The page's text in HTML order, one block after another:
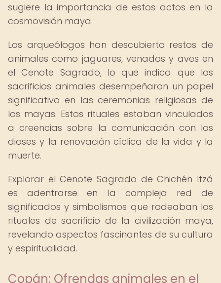
sugiere la importancia de estos actos en la
cosmovisión maya.
Los arqueólogos han descubierto restos de
animales como jaguares, venados y aves en
el Cenote Sagrado, lo que indica que los
sacrificios animales desempeñaron un papel
significativo en las ceremonias religiosas de
los mayas. Estos rituales estaban vinculados
a creencias sobre la comunicación con los
dioses y la renovación cíclica de la vida y la
muerte.
Explorar el Cenote Sagrado de Chichén Itzá
es adentrarse en la compleja red de
significados y simbolismos que rodeaban los
rituales de sacrificio de la civilización maya,
revelando aspectos fascinantes de su cultura
y espiritualidad.
Copán: Ofrendas animales en el